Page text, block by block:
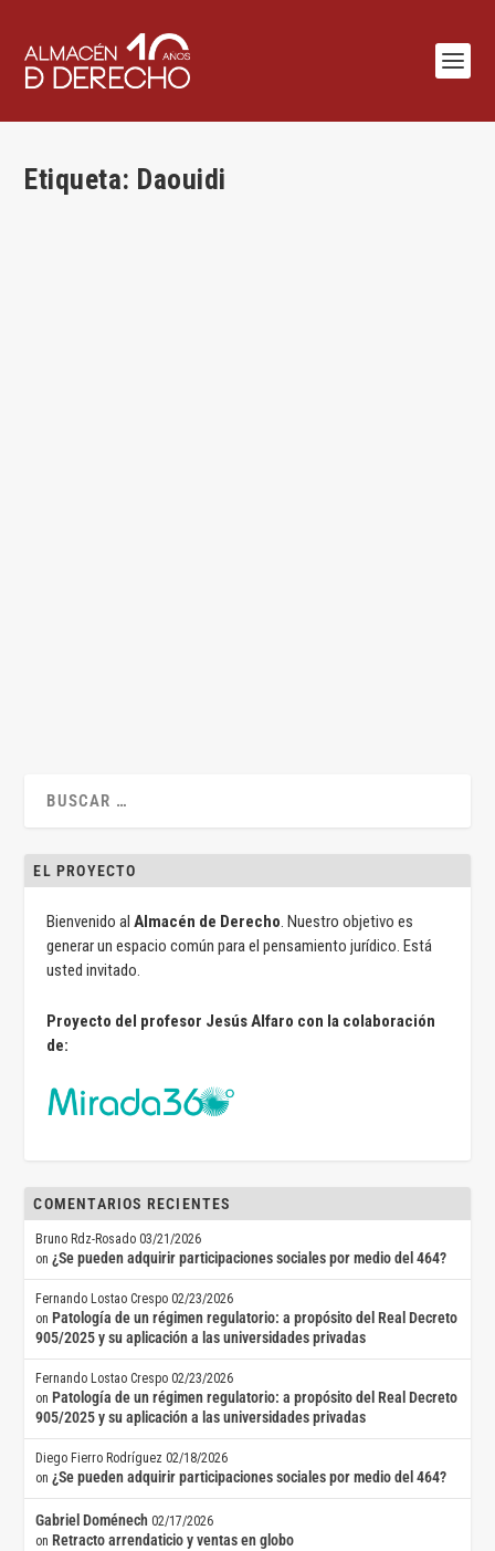
Etiqueta: Daouidi
EL PROYECTO
Bienvenido alAlmacén de Derecho. Nuestro objetivo es
generar un espacio común para el pensamiento jurídico. Está
usted invitado.
Proyecto del profesor Jesús Alfaro con la colaboración
de:
COMENTARIOS RECIENTES
Bruno Rdz-Rosado 03/21/2026
on¿Se pueden adquirir participaciones sociales por medio del 464?
Fernando Lostao Crespo 02/23/2026
on Patología de un régimen regulatorio: a propósito del Real Decreto
905/2025 y su aplicación a las universidades privadas
Fernando Lostao Crespo 02/23/2026
on Patología de un régimen regulatorio: a propósito del Real Decreto
905/2025 y su aplicación a las universidades privadas
Diego Fierro Rodríguez 02/18/2026
on¿Se pueden adquirir participaciones sociales por medio del 464?
Gabriel Doménech 02/17/2026
on Retracto arrendaticio y ventas en globo